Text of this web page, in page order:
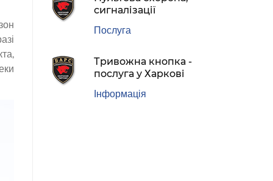
сигналізації
Послуга
Тривожна кнопка -
послуга у Харкові
Інформація